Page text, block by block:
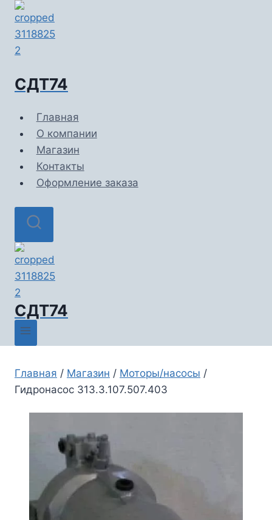
Перейти
содержимому
СДТ74
Главная
О компании
Магазин
Контакты
Оформление заказа
СДТ74
Главная / Магазин / Моторы/насосы /
Гидронасос 313.3.107.507.403